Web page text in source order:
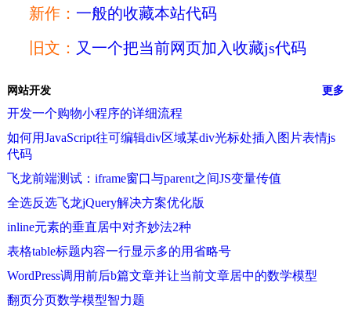
新作： 一般的收藏本站代码
旧文： 又一个把当前网页加入收藏js代码
网站开发 更多
开发一个购物小程序的详细流程
如何用JavaScript往可编辑div区域某div光标处插入图片表情js
代码
飞龙前端测试：iframe窗口与parent之间JS变量传值
全选反选飞龙jQuery解决方案优化版
inline元素的垂直居中对齐妙法2种
表格table标题内容一行显示多的用省略号
WordPress调用前后b篇文章并让当前文章居中的数学模型
翻页分页数学模型智力题